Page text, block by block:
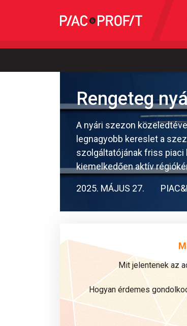
Rengeteg
A nyári szezon
legnagyobb kereslet a
szolgáltatójának friss piaci
kiemelkedően aktív
2025. MÁJUS 27.
Mit jelentenek az
Hogyan érdemes